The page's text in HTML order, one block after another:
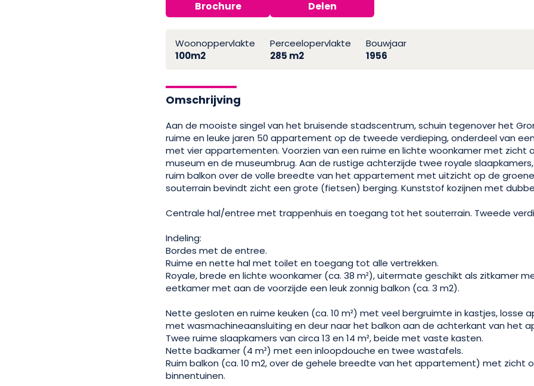
Brochure Delen
Woonoppervlakte
100m2
Perceelopervlakte
285 m2
Bouwjaar
1956
Omschrijving
Aan de mooiste singel van het bruisende stadscentrum, schuin tegenover het
ruime en leuke jaren 50 appartement op de tweede verdieping, onderdeel van
met vier appartementen. Voorzien van een ruime en lichte woonkamer met zicht
museum en de museumbrug. Aan de rustige achterzijde twee royale
ruim balkon over de volle breedte van het appartement met uitzicht op de
souterrain bevindt zicht een grote (fietsen) berging. Kunststof kozijnen met
Centrale hal/entree met trappenhuis en toegang tot het souterrain. Tweede
Indeling:
Bordes met de entree.
Ruime en nette hal met toilet en toegang tot alle vertrekken.
Royale, brede en lichte woonkamer (ca. 38 m²), uitermate geschikt als zitkamer
eetkamer met aan de voorzijde een leuk zonnig balkon (ca. 3 m2).
Nette gesloten en ruime keuken (ca. 10 m²) met veel bergruimte in kastjes, losse
met wasmachineaansluiting en deur naar het balkon aan de achterkant van het
Twee ruime slaapkamers van circa 13 en 14 m², beide met vaste kasten.
Nette badkamer (4 m²) met een inloopdouche en twee wastafels.
Ruim balkon (ca. 10 m2, over de gehele breedte van het appartement) met zicht
binnentuinen.